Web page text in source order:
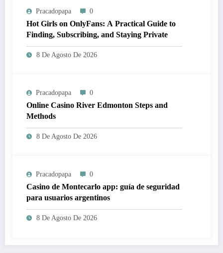
Pracadopapa 0
Hot Girls on OnlyFans: A Practical Guide to
Finding, Subscribing, and Staying Private
8 De Agosto De 2026
Pracadopapa 0
Online Casino River Edmonton Steps and
Methods
8 De Agosto De 2026
Pracadopapa 0
Casino de Montecarlo app: guía de seguridad
para usuarios argentinos
8 De Agosto De 2026